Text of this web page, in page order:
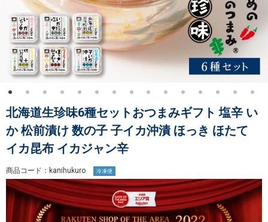
北海道生珍味6種セットおつまみギフト 塩辛 い
か 松前漬け 数の子 子イカ沖漬 ほっき ほたて
イカ昆布 イカジャン辛
商品コード：kanihukuro 冷凍便